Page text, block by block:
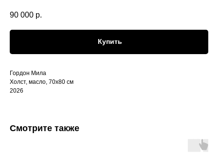
90 000 р.
Купить
Гордон Мила
Холст, масло, 70х80 см
2026
Смотрите также